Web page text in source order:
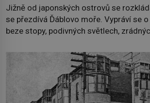
Jižně od japonských ostrovů se
se přezdívá Ďáblovo moře. Vypráví se
beze stopy, podivných světlech,
dávných legendách. Je tichomořský
skutečně prokletým místem, nebo se
nebezpečná příroda proměnila v jednu z
nejpůsobivějších námořních záhad? […]